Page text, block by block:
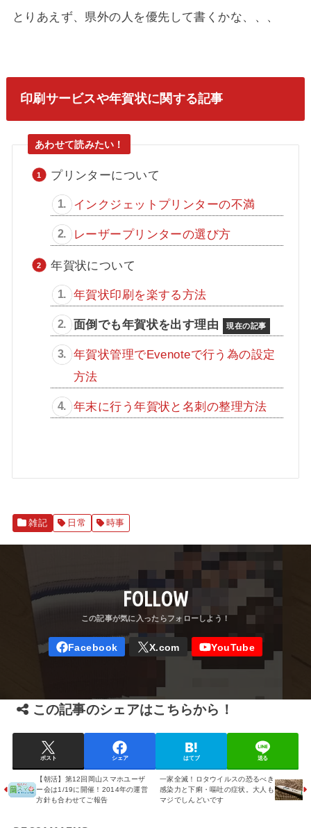
とりあえず、県外の人を優先して書くかな、、、
印刷サービスや年賀状に関する記事
プリンターについて
インクジェットプリンターの不満
レーザープリンターの選び方
年賀状について
年賀状印刷を楽する方法
面倒でも年賀状を出す理由
年賀状管理でEvenoteで行う為の設定
方法
年末に行う年賀状と名刺の整理方法
雑記 日常 時事
FOLLOW
この記事のシェアはこちらから！
ポスト シェア はてブ 送る
【朝活】第12回岡山スマホユーザ
ー会は1/19に開催！2014年の運営
方針も合わせてご報告
一家全滅！ロタウイルスの恐るべき
感染力と下痢・嘔吐の症状。大人も
マジでしんどいです